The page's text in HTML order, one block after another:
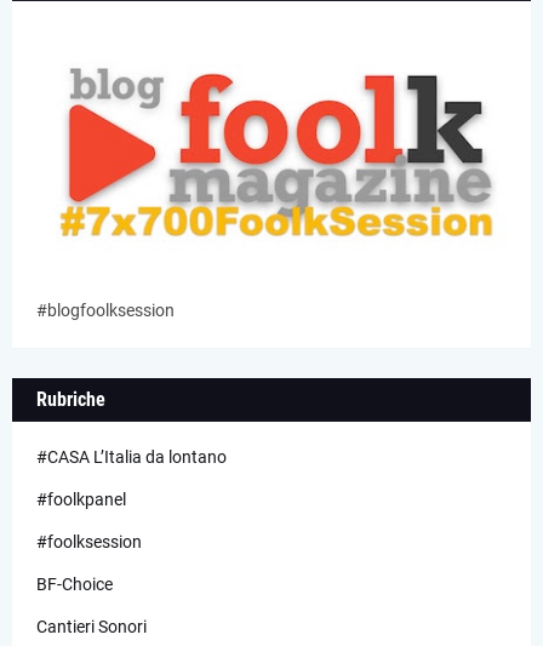
#blogfoolksession
Rubriche
#CASA L’Italia da lontano
#foolkpanel
#foolksession
BF-Choice
Cantieri Sonori